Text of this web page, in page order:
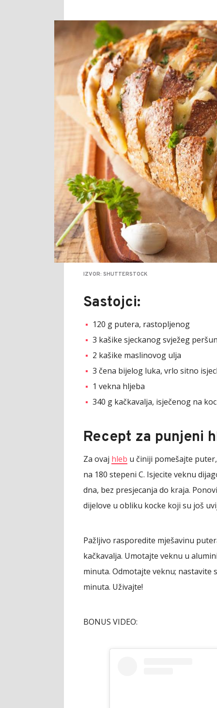
IZVOR: SHUTTERSTOCK
Sastojci:
120 g putera, rastopljenog
3 kašike sjeckanog svježeg
2 kašike maslinovog ulja
3 čena bijelog luka, vrlo sitno
1 vekna hljeba
340 g kačkavalja, isječenog na
Recept za punjeni
Za ovaj hleb u činiji pomešajte
na 180 stepeni C. Isjecite veknu
dna, bez presjecanja do kraja.
dijelove u obliku kocke koji su još
Pažljivo rasporedite mješavinu
kačkavalja. Umotajte veknu u
minuta. Odmotajte veknu; nastavite
minuta. Uživajte!
BONUS VIDEO: